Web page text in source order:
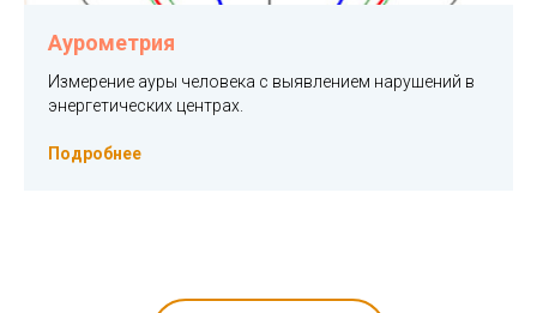
Аурометрия
Измерение ауры человека с выявлением нарушений в
энергетических центрах.
Подробнее